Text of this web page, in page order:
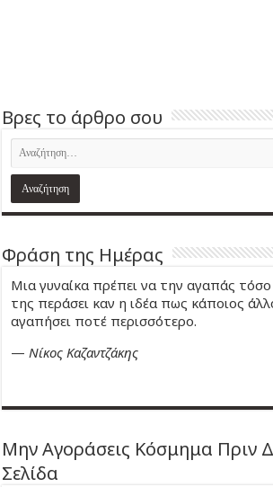
Βρες το άρθρο σου
Φράση της Ημέρας
Μια γυναίκα πρέπει να την αγαπάς
της περάσει καν η ιδέα πως κάποιος
αγαπήσει ποτέ περισσότερο.
—Νίκος Καζαντζάκης
Μην Αγοράσεις Κόσμημα Πριν
Σελίδα